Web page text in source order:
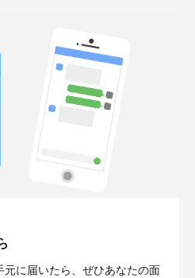
に届いたら、ぜひあなたの面